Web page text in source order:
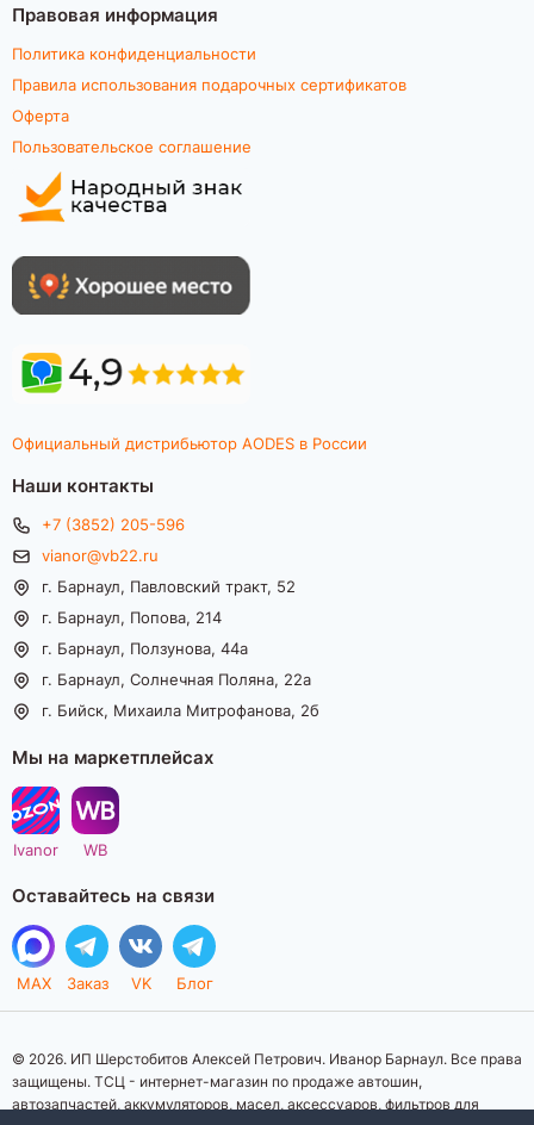
Правовая информация
Политика конфиденциальности
Правила использования подарочных сертификатов
Оферта
Пользовательское соглашение
Официальный дистрибьютор AODES в России
Наши контакты
+7 (3852) 205-596
vianor@vb22.ru
г. Барнаул, Павловский тракт, 52
г. Барнаул, Попова, 214
г. Барнаул, Ползунова, 44а
г. Барнаул, Солнечная Поляна, 22а
г. Бийск, Михаила Митрофанова, 2б
Мы на маркетплейсах
Ivanor WB
Оставайтесь на связи
MAX Заказ VK Блог
© 2026. ИП Шерстобитов Алексей Петрович. Иванор Барнаул. Все права
защищены. ТСЦ - интернет-магазин по продаже автошин,
автозапчастей, аккумуляторов, масел, аксессуаров, фильтров для